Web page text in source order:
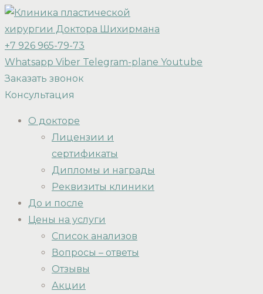
+7 926 965-79-73
Whatsapp Viber Telegram-plane Youtube
Заказать звонок
Консультация
О докторе
Лицензии и
сертификаты
Дипломы и награды
Реквизиты клиники
До и после
Цены на услуги
Список анализов
Вопросы – ответы
Отзывы
Акции